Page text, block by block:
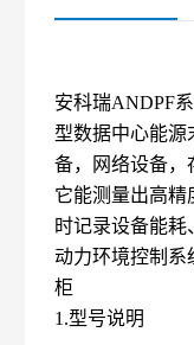
安科瑞ANDPF
型数据中心能源
备，网络设备，
它能测量出高精
时记录设备能
动力环境控制系
柜
1.型号说明